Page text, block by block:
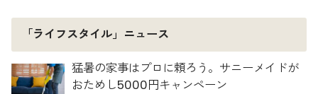
「ライフスタイル」ニュース
猛暑の家事はプロに頼ろう。サニーメイドが
おためし5000円キャンペーン